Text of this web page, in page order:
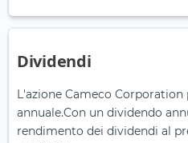
Dividendi
L'azione Cameco
annuale.Con un dividendo
rendimento dei dividendi al